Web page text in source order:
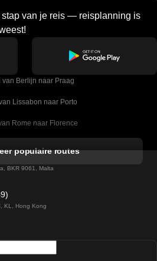
stap van je reis — reisplanning is
van Berlijn naar Praag
Lissabon naar Porto
Rome naar Florence
Sevilla naar Barcelona
Praag naar Wenen
populaire routes
BKR 9061, Malta
KL, Hong Kong